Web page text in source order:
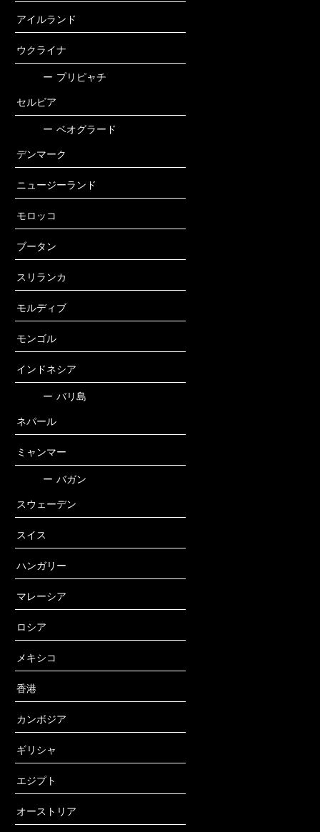
アイルランド
ウクライナ
ー プリピャチ
セルビア
ー ベオグラード
デンマーク
ニュージーランド
モロッコ
ブータン
スリランカ
モルディブ
モンゴル
インドネシア
ー バリ島
ネパール
ミャンマー
ー バガン
スウェーデン
スイス
ハンガリー
マレーシア
ロシア
メキシコ
香港
カンボジア
ギリシャ
エジプト
オーストリア